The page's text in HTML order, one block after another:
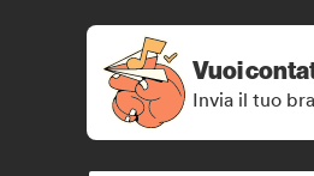
Vuoi
Invia il tuo